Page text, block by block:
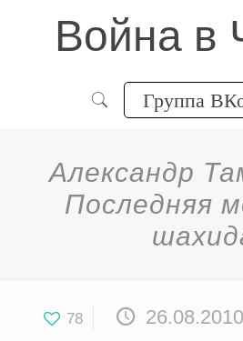
Война в
Группа
Александр
Последняя
78 26.08.2010